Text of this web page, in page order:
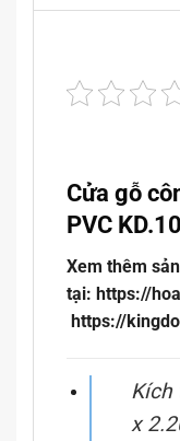
Cửa gỗ
PVC
Xem thêm
tại: https://
https://
Kích
x